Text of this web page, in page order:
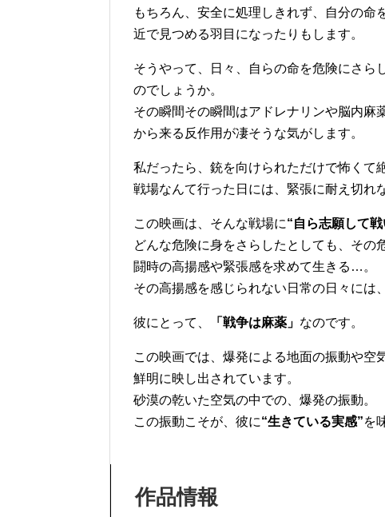
もちろん、安全に処理しきれず、自分の命
近で見つめる羽目になったりもします。
そうやって、日々、自らの命を危険にさら
のでしょうか。
その瞬間その瞬間はアドレナリンや脳内麻
から来る反作用が凄そうな気がします。
私だったら、銃を向けられただけで怖くて
戦場なんて行った日には、緊張に耐え切れ
この映画は、そんな戦場に“自ら志願して
どんな危険に身をさらしたとしても、その
闘時の高揚感や緊張感を求めて生きる…。
その高揚感を感じられない日常の日々には
彼にとって、 「戦争は麻薬」 なのです。
この映画では、爆発による地面の振動や空
鮮明に映し出されています。
砂漠の乾いた空気の中での、爆発の振動。
この振動こそが、彼に“生きている実感”を
作品情報